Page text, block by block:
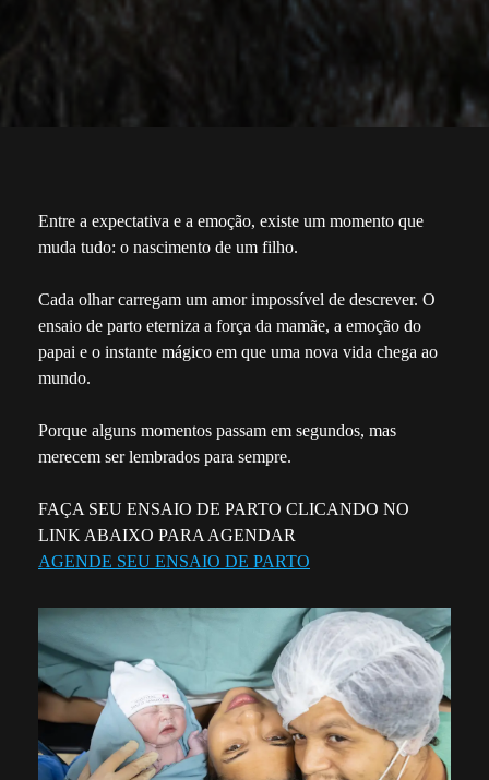
Entre a expectativa e a emoção, existe um momento que
muda tudo: o nascimento de um filho.
Cada olhar carregam um amor impossível de descrever. O
ensaio de parto eterniza a força da mamãe, a emoção do
papai e o instante mágico em que uma nova vida chega ao
mundo.
Porque alguns momentos passam em segundos, mas
merecem ser lembrados para sempre.
FAÇA SEU ENSAIO DE PARTO CLICANDO NO
LINK ABAIXO PARA AGENDAR
AGENDE SEU ENSAIO DE PARTO